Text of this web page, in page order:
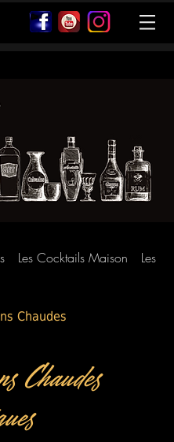
Les Cocktails Maison Les Vins
Chaudes
Chaudes